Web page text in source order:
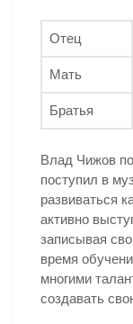
Отец
Мать
Братья
Влад Чижов
поступил в
развиваться
активно
записывая
время
многими
создавать